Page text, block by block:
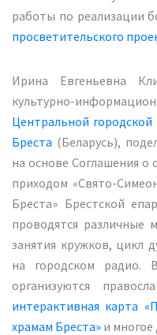
работы по реализации
просветительского
Ирина Евгеньевна
культурно-
Центральной
Бреста (Беларусь),
на основе Соглашения о
приходом «Свято-
Бреста» Брестской
проводятся различные
занятия кружков, цикл
на городском радио.
организуются
интерактивная карта
храмам Бреста» и многое